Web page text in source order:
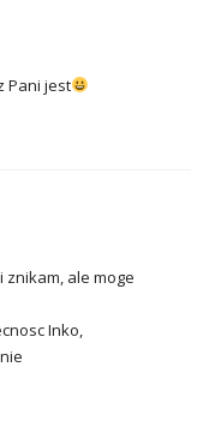
Pani jest
znikam, ale moge
Inko,